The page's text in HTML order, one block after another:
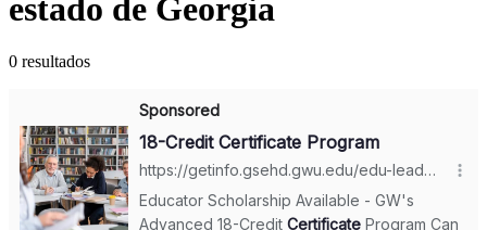
estado de Georgia
0 resultados